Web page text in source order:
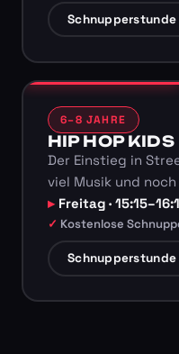
6–8 JAHRE
HIP HOP KIDS
Der Einstieg in
viel Musik und
Freitag ·
Kostenlose